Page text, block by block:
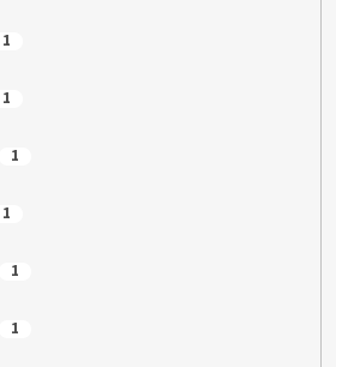
1
1
1
1
1
1